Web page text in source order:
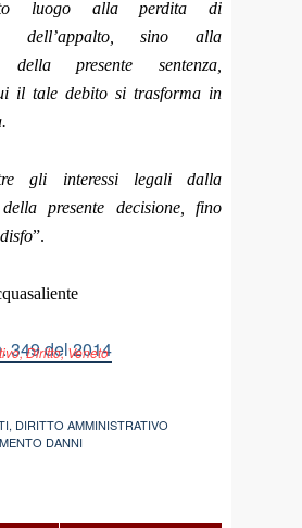
luogo alla perdita di
dell’appalto, sino alla
della presente sentenza,
il tale debito si trasforma in
gli interessi legali dalla
presente decisione, fino
”.
349 del 2014
,Diritto,Veneto
, DIRITTO AMMINISTRATIVO
DANNI